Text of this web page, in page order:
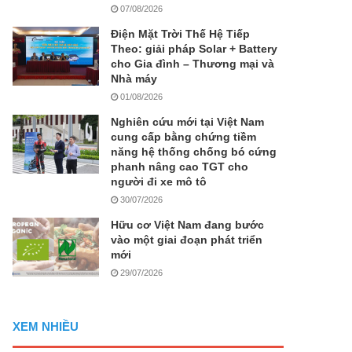
07/08/2026
Điện Mặt Trời Thế Hệ Tiếp
Theo: giải pháp Solar + Battery
cho Gia đình – Thương mại và
Nhà máy
01/08/2026
Nghiên cứu mới tại Việt Nam
cung cấp bằng chứng tiềm
năng hệ thống chống bó cứng
phanh nâng cao TGT cho
người đi xe mô tô
30/07/2026
Hữu cơ Việt Nam đang bước
vào một giai đoạn phát triển
mới
29/07/2026
XEM NHIỀU